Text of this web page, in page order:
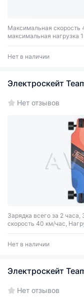
Максимальная скорость
максимальная нагрузка
Нет в наличии
Электроскейт
Нет отзывов
Зарядка всего за 2
скорость 40 км/час,
Нет в наличии
Электроскейт
Нет отзывов